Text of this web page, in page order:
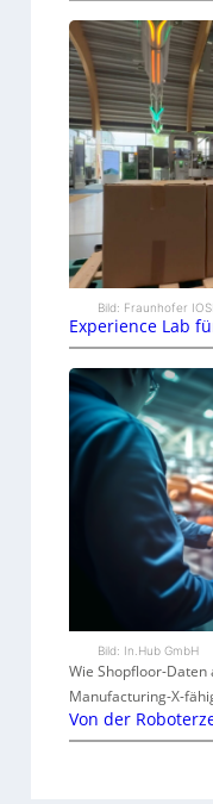
Bild: Fraunhofer
Experience Lab
Bild: In.Hub GmbH
Wie Shopfloor-Daten
Manufacturing-X-
Von der